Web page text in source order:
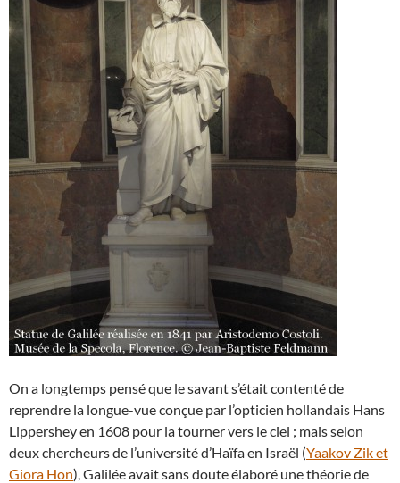
On a longtemps pensé que le savant s’était contenté de
reprendre la longue-vue conçue par l’opticien hollandais Hans
Lippershey en 1608 pour la tourner vers le ciel ; mais selon
deux chercheurs de l’université d’Haïfa en Israël (Yaakov Zik et
Giora Hon), Galilée avait sans doute élaboré une théorie de